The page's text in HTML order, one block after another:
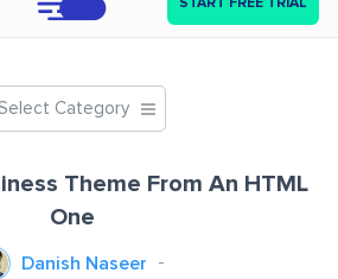
START FREE TRIAL
Category
Theme From An HTML
One
Danish Naseer